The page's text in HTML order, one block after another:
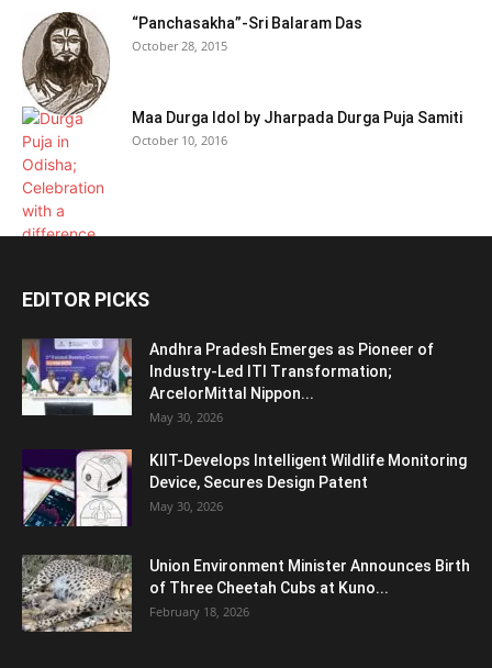
“Panchasakha”-Sri Balaram Das
October 28, 2015
Maa Durga Idol by Jharpada Durga Puja Samiti
October 10, 2016
EDITOR PICKS
Andhra Pradesh Emerges as Pioneer of
Industry-Led ITI Transformation;
ArcelorMittal Nippon...
May 30, 2026
KIIT-Develops Intelligent Wildlife Monitoring
Device, Secures Design Patent
May 30, 2026
Union Environment Minister Announces Birth
of Three Cheetah Cubs at Kuno...
February 18, 2026